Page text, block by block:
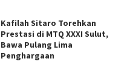
Kafilah Sitaro Torehkan
Prestasi di MTQ XXXI Sulut,
Bawa Pulang Lima
Penghargaan